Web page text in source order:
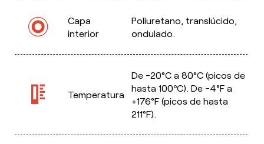
Capa
interior
Poliuretano, translúcido,
ondulado.
Temperatura
De -20°C a 80°C (picos de
hasta 100ºC). De -4°F a
+176°F (picos de hasta
211°F).